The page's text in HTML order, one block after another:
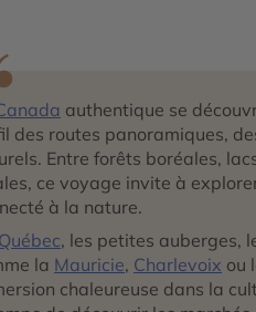
authentique se
des routes panoramiques,
Entre forêts boréales,
ce voyage invite à
à la nature.
Québec, les petites auberges,
la Mauricie, Charlevoix ou
chaleureuse dans la